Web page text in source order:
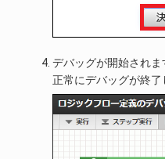
デバッグが開始されま
正常にデバッグが終